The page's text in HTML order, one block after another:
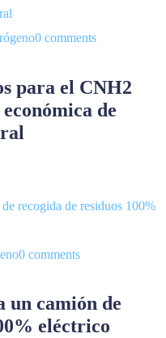
0 comments
para el CNH2
de
0 comments
un camión de
eléctrico